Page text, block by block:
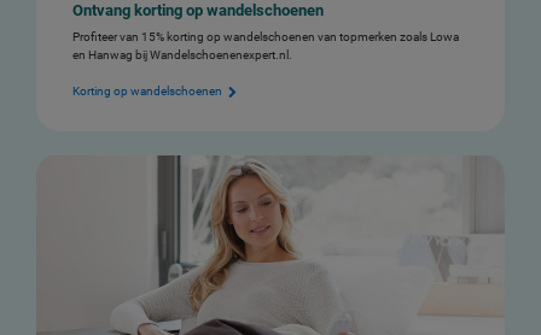
Ontvang korting op wandelschoenen
Profiteer van 15% korting op wandelschoenen van topmerken zoals Lowa
en Hanwag bij Wandelschoenenexpert.nl.
Korting op wandelschoenen